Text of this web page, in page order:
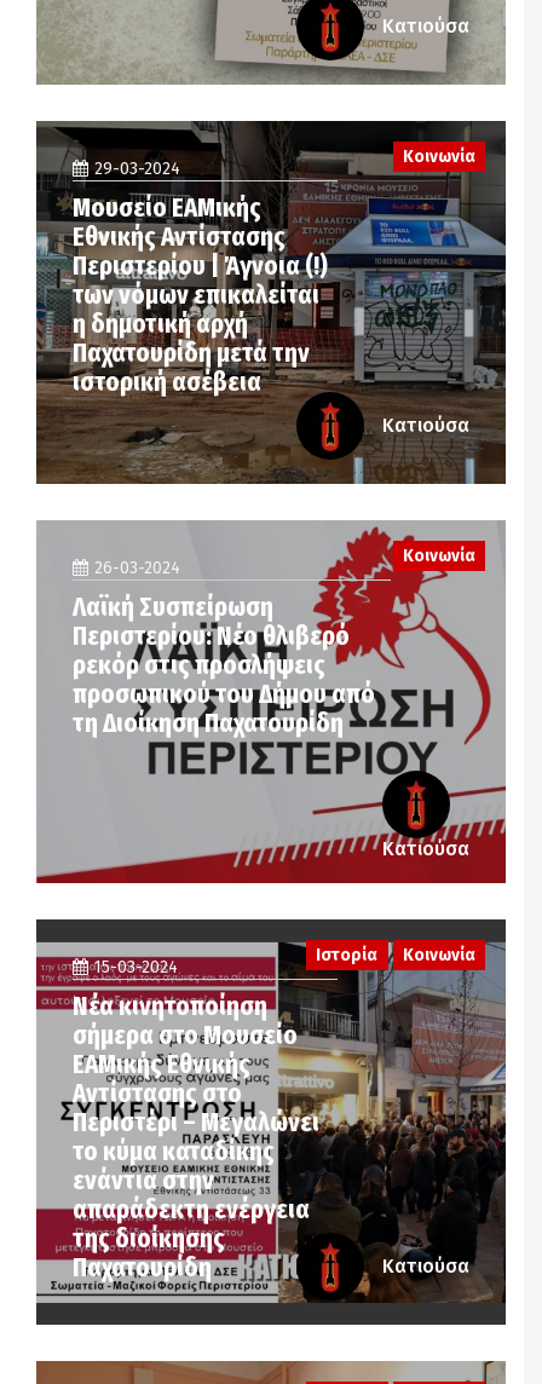
Κατιούσα
29-03-2024
Μουσείο ΕΑΜικής
Εθνικής Αντίστασης
Περιστερίου | Άγνοια (!)
των νόμων επικαλείται
η δημοτική αρχή
Παχατουρίδη μετά την
ιστορική ασέβεια
Κοινωνία
Κατιούσα
Κοινωνία
26-03-2024
Λαϊκή Συσπείρωση
Περιστερίου: Νέο θλιβερό
ρεκόρ στις προσλήψεις
προσωπικού του Δήμου από
τη Διοίκηση Παχατουρίδη
Κατιούσα
15-03-2024
Νέα κινητοποίηση
σήμερα στο Μουσείο
ΕΑΜικής Εθνικής
Αντίστασης στο
Περιστέρι – Μεγαλώνει
το κύμα καταδίκης
ενάντια στην
απαράδεκτη ενέργεια
της διοίκησης
Παχατουρίδη
Ιστορία Κοινωνία
Κατιούσα